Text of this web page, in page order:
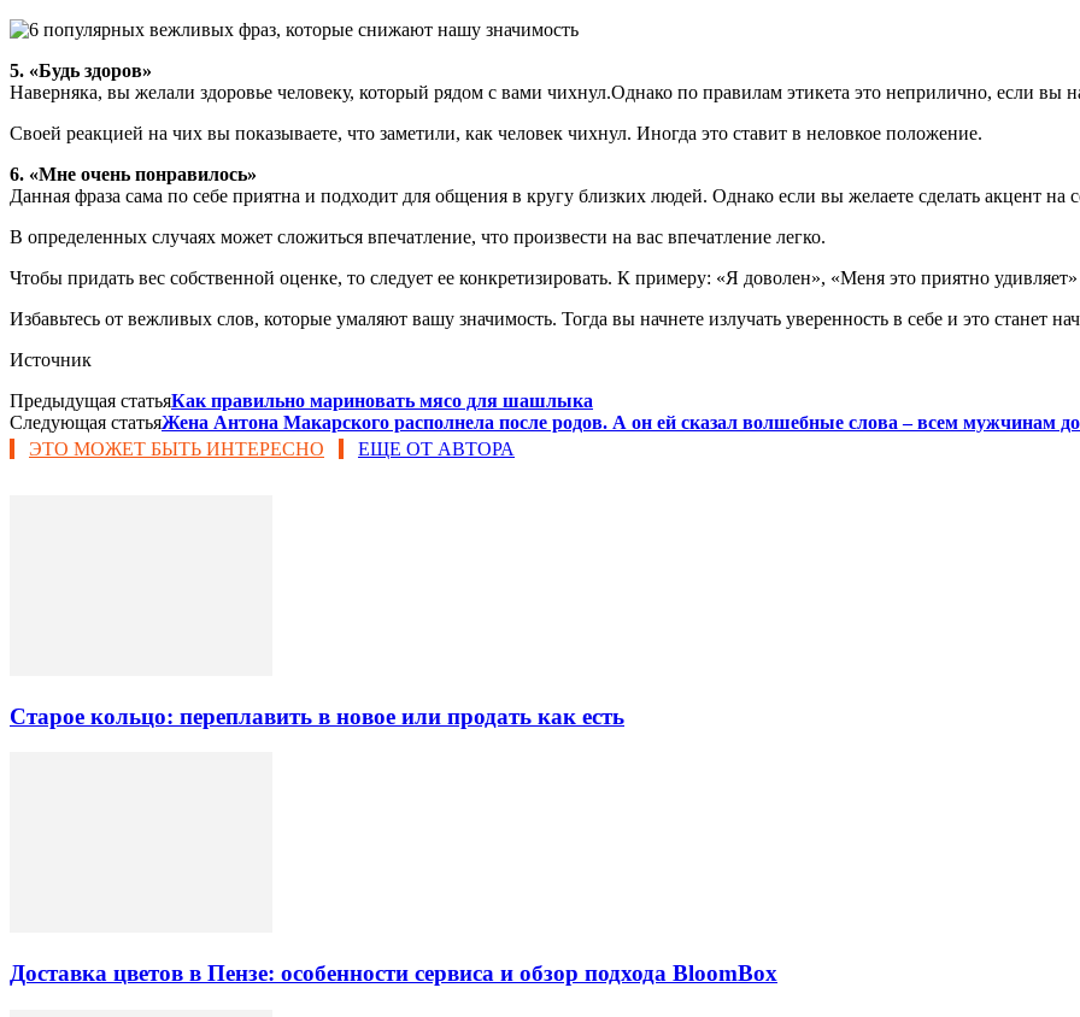
5. «Будь здоров»
Наверняка, вы желали здоровье человеку, который рядом с вами чихнул.Однако по правилам этикета это неприлично, если вы
Своей реакцией на чих вы показываете, что заметили, как человек чихнул. Иногда это ставит в неловкое положение.
6. «Мне очень понравилось»
Данная фраза сама по себе приятна и подходит для общения в кругу близких людей. Однако если вы желаете сделать акцент
В определенных случаях может сложиться впечатление, что произвести на вас впечатление легко.
Чтобы придать вес собственной оценке, то следует ее конкретизировать. К примеру: «Я доволен», «Меня это приятно
Избавьтесь от вежливых слов, которые умаляют вашу значимость. Тогда вы начнете излучать уверенность в себе и это станет
Источник
Предыдущая статьяКак правильно мариновать мясо для шашлыка
Следующая статьяЖена Антона Макарского располнела после родов. А он ей сказал волшебные слова – всем мужчинам
ЭТО МОЖЕТ БЫТЬ ИНТЕРЕСНО
ЕЩЕ ОТ АВТОРА
Старое кольцо: переплавить в новое или продать как есть
Доставка цветов в Пензе: особенности сервиса и обзор подхода BloomBox